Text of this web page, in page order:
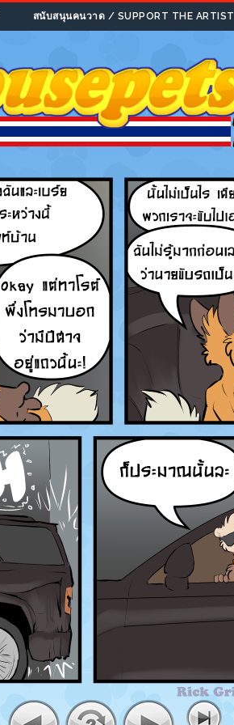
สนับสนุนคนวาด / SUPPORT THE ARTIST